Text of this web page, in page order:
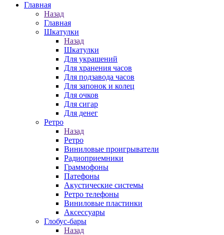
Главная
Назад
Главная
Шкатулки
Назад
Шкатулки
Для украшений
Для хранения часов
Для подзавода часов
Для запонок и колец
Для очков
Для сигар
Для денег
Ретро
Назад
Ретро
Виниловые проигрыватели
Радиоприемники
Граммофоны
Патефоны
Акустические системы
Ретро телефоны
Виниловые пластинки
Аксессуары
Глобус-бары
Назад